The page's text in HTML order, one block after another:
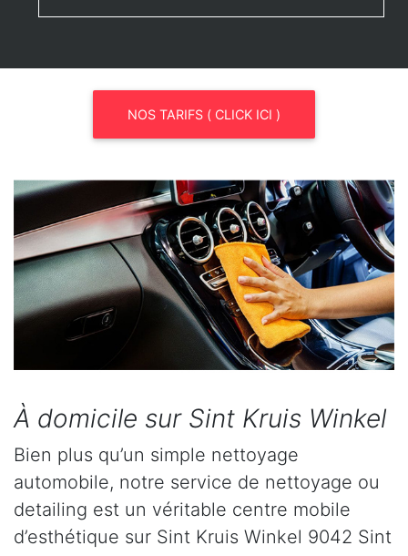
NOS TARIFS ( CLICK ICI )
À domicile sur Sint Kruis Winkel
Bien plus qu’un simple nettoyage
automobile, notre service de nettoyage ou
detailing est un véritable centre mobile
d’esthétique sur Sint Kruis Winkel 9042 Sint